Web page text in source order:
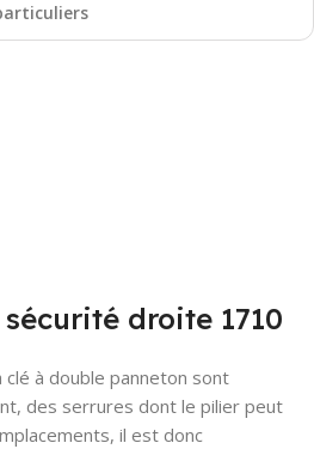
droite 1710
à double panneton sont
des serrures dont le pilier peut
il est donc